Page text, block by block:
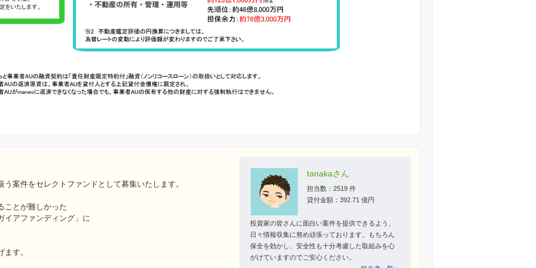
案件をセレクトファンドとして募集いたします。
ことが難しかった
イアファンディング」に
す。
tanakaさん
担当数：2519 件
貸付金額：392.71 億円
投資家の皆さんに面白い案件を提供できるよう、
日々情報収集に努め頑張っております。もちろん
保全を効かし、安全性も十分考慮した取組みを心
がけていますのでご安心ください。